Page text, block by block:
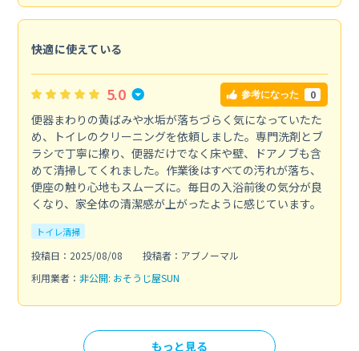
快適に使えている
5.0 参考になった 0
便器まわりの黄ばみや水垢が落ちづらく気になっていたた
め、トイレのクリーニングを依頼しました。専門洗剤とブ
ラシで丁寧に擦り、便器だけでなく床や壁、ドアノブも含
めて清掃してくれました。作業後はすべての汚れが落ち、
便座の触り心地もスムーズに。毎日の入浴前後の気分が良
くなり、家全体の清潔感が上がったように感じています。
トイレ清掃
投稿日：2025/08/08
投稿者：アブノーマル
利用業者： 非公開: おそうじ屋SUN
もっと見る